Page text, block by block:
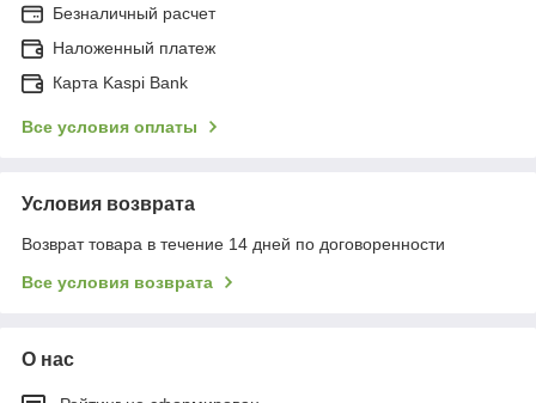
Безналичный расчет
Наложенный платеж
Карта Kaspi Bank
Все условия оплаты
Условия возврата
Возврат товара в течение 14 дней по договоренности
Все условия возврата
О нас